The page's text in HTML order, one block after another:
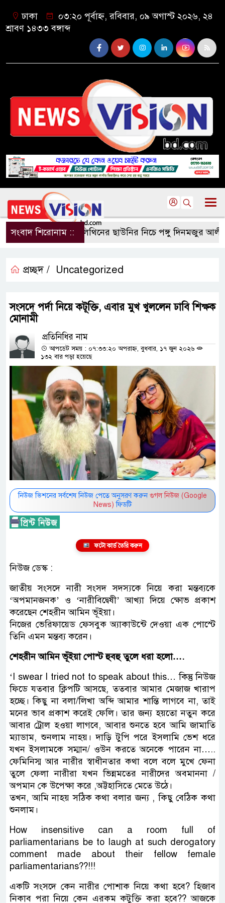
ঢাকা
০৩:২০ পূর্বাহ্ন, রবিবার, ০৯ অগাস্ট ২০২৬, ২৪
শ্রাবণ ১৪৩৩ বঙ্গাব্দ
সংবাদ শিরোনাম ::পলিথিনের ছাউনির নিচে পঙ্গু দিনমজুর আলী
প্রচ্ছদ / Uncategorized
সংসদে পর্দা নিয়ে কটূক্তি, এবার মুখ খুললেন ঢাবি শিক্ষক
মোনামী
প্রতিনিধির নাম
আপডেট সময় : ০৭:৩৩:২০ অপরাহ্ন, বুধবার, ১৭ জুন ২০২৬
১৩২ বার পড়া হয়েছে
নিউজ ভিশনের সর্বশেষ নিউজ পেতে অনুসরণ করুন গুগল নিউজ (Google
News) ফিডটি
ফটো কার্ড তৈরি করুন
নিউজ ডেস্ক :
জাতীয় সংসদে নারী সংসদ সদস্যকে নিয়ে করা মন্তব্যকে
‘অপমানজনক’ ও ‘নারীবিদ্বেষী’ আখ্যা দিয়ে ক্ষোভ প্রকাশ
করেছেন শেহরীন আমিন ভূঁইয়া।
নিজের ভেরিফায়েড ফেসবুক অ্যাকাউন্টে দেওয়া এক পোস্টে
তিনি এমন মন্তব্য করেন।
শেহরীন আমিন ভূঁইয়া পোস্ট হুবহু তুলে ধরা হলো….
‘I swear I tried not to speak about this… কিন্তু নিউজ
ফিডে যতবার ক্লিপটি আসছে, ততবার আমার মেজাজ খারাপ
হচ্ছে। কিছু না বলা/লিখা অব্দি আমার শান্তি লাগবে না, তাই
মনের ভাব প্রকাশ করেই ফেলি। তার জন্য হয়তো নতুন করে
আবার ট্রোল হওয়া লাগবে, আবার শুনতে হবে আমি জামাতি
ম্যাডাম, শুনলাম নাহয়। দাড়ি টুপি পরে ইসলামি ভেশ ধরে
যখন ইসলামকে সম্মান/ ওউন করতে অনেকে পারেন না…..
ফেমিনিস্ম আর নারীর স্বাধীনতার কথা বলে বলে মুখে ফেনা
তুলে ফেলা নারীরা যখন ভিন্নমতের নারীদের অবমাননা /
অপমান কে উপেক্ষা করে ,অট্টহাসিতে মেতে উঠে।
তখন, আমি নাহয় সঠিক কথা বলার জন্য , কিছু বেঠিক কথা
শুনলাম।
How insensitive can a room full of
parliamentarians be to laugh at such derogatory
comment made about their fellow female
parliamentarians??!!!
একটি সংসদে কেন নারীর পোশাক নিয়ে কথা হবে? হিজাব
নিকাব পরা নিয়ে কেন এরকম কটুক্তি করা হবে?? আজকে